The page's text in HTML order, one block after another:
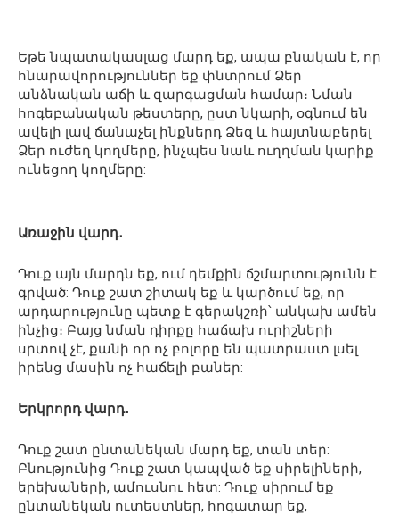
Եթե ​​նպատակասլաց մարդ եք, ապա բնական է, որ
հնարավորություններ եք փնտրում Ձեր
անձնական աճի և զարգացման համար։ Նման
հոգեբանական թեստերը, ըստ նկարի, օգնում են
ավելի լավ ճանաչել ինքներդ Ձեզ և հայտնաբերել
Ձեր ուժեղ կողմերը, ինչպես նաև ուղղման կարիք
ունեցող կողմերը:
Առաջին վարդ․
Դուք այն մարդն եք, ում դեմքին ճշմարտությունն է
գրված: Դուք շատ շիտակ եք և կարծում եք, որ
արդարությունը պետք է գերակշռի՝ անկախ ամեն
ինչից։ Բայց նման դիրքը հաճախ ուրիշների
սրտով չէ, քանի որ ոչ բոլորը են պատրաստ լսել
իրենց մասին ոչ հաճելի բաներ:
Երկրորդ վարդ․
Դուք շատ ընտանեկան մարդ եք, տան տեր:
Բնությունից Դուք շատ կապված եք սիրելիների,
երեխաների, ամուսնու հետ: Դուք սիրում եք
ընտանեկան ուտեստներ, հոգատար եք,